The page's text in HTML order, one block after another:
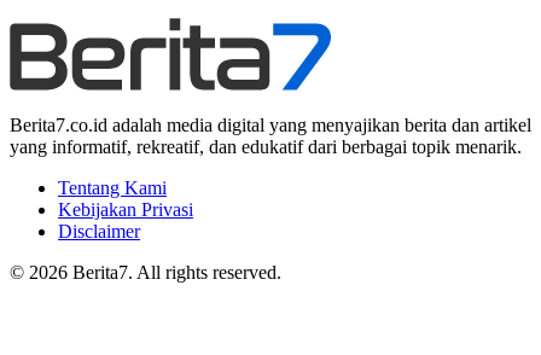
Berita7.co.id adalah media digital yang menyajikan berita dan artikel
yang informatif, rekreatif, dan edukatif dari berbagai topik menarik.
Tentang Kami
Kebijakan Privasi
Disclaimer
© 2026 Berita7. All rights reserved.